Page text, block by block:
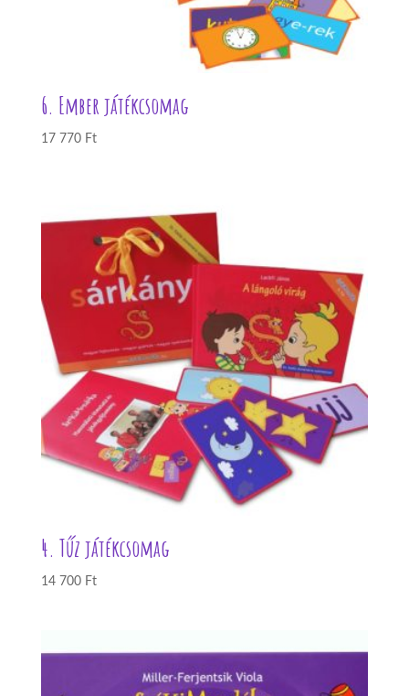
6. Ember játékcsomag
17 770 Ft
4. Tűz játékcsomag
14 700 Ft